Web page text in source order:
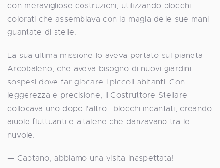
con meravigliose costruzioni, utilizzando blocchi
colorati che assemblava con la magia delle sue mani
guantate di stelle.
La sua ultima missione lo aveva portato sul pianeta
Arcobaleno, che aveva bisogno di nuovi giardini
sospesi dove far giocare i piccoli abitanti. Con
leggerezza e precisione, il Costruttore Stellare
collocava uno dopo l'altro i blocchi incantati, creando
aiuole fluttuanti e altalene che danzavano tra le
nuvole.
— Captano, abbiamo una visita inaspettata!